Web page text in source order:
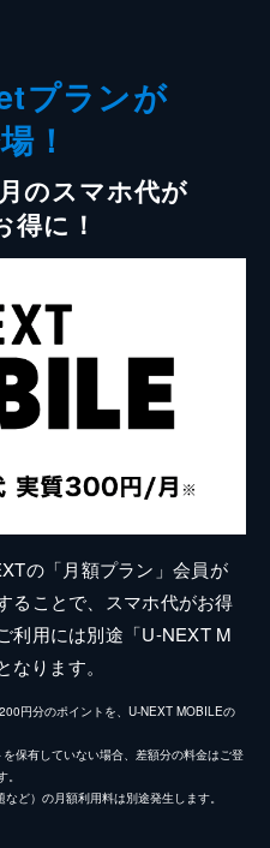
プランが
！
のスマホ代が
得に！
の「月額プラン」会員が
ることで、スマホ代がお得
利用には別途「U-NEXT M
ります。
円分のポイントを、U-NEXT MOBILEの
保有していない場合、差額分の料金はご登
ど）の月額利用料は別途発生します。